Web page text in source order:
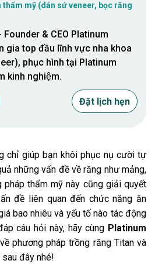
thẩm mỹ (dán sứ veneer, bọc răng
Founder & CEO Platinum
gia top đầu lĩnh vực nha khoa
phục hình tại Platinum
kinh nghiệm.
Đặt lịch hẹn
chỉ giúp bạn khôi phục nụ cười tự
những vấn đề về răng như mảng,
pháp thẩm mỹ này cũng giải quyết
đề liên quan đến chức năng ăn
bao nhiêu và yếu tố nào tác động
câu hỏi này, hãy cùng Platinum
phương pháp trồng răng Titan và
đây nhé!